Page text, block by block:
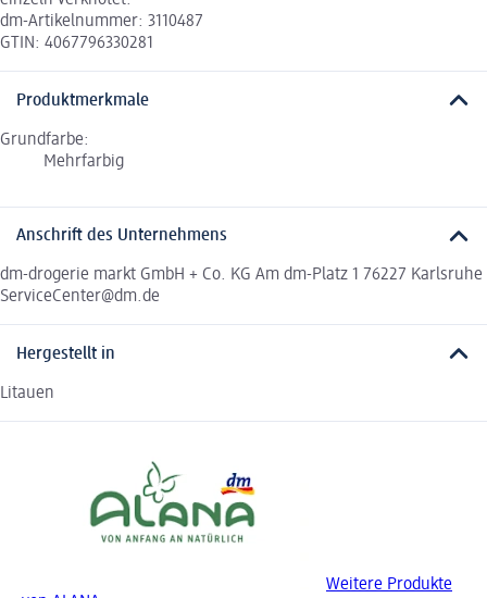
dm-Artikelnummer: 3110487
GTIN: 4067796330281
Produktmerkmale
Grundfarbe:
Mehrfarbig
Anschrift des Unternehmens
dm-drogerie markt GmbH + Co. KG Am dm-Platz 1 76227 Karlsruhe
ServiceCenter@dm.de
Hergestellt in
Litauen
Weitere Produkte